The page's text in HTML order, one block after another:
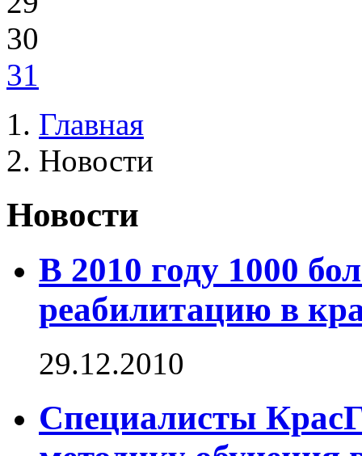
30
31
Главная
Новости
Новости
В 2010 году 1000
реабилитацию в
29.12.2010
Специалисты